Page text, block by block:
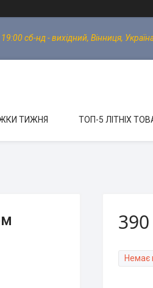
сб-нд - вихідний, Вінниця,
ТИЖНЯ ТОП-5 ЛІТНІХ
Немає